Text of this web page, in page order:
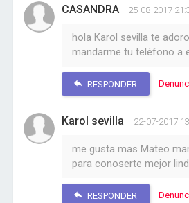
CASANDRA 25-08-2017
hola Karol sevilla te
mandarme tu teléfono a
RESPONDER
Karol sevilla 22-07-2017
me gusta mas Mateo
para conoserte mejor
RESPONDER